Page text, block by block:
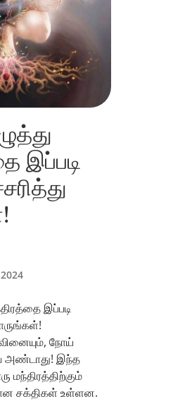
இப்படி
இப்படி
நோய்
அண்டாது! இந்த
மந்திரத்திற்கும்
சக்திகள் உள்ளன.